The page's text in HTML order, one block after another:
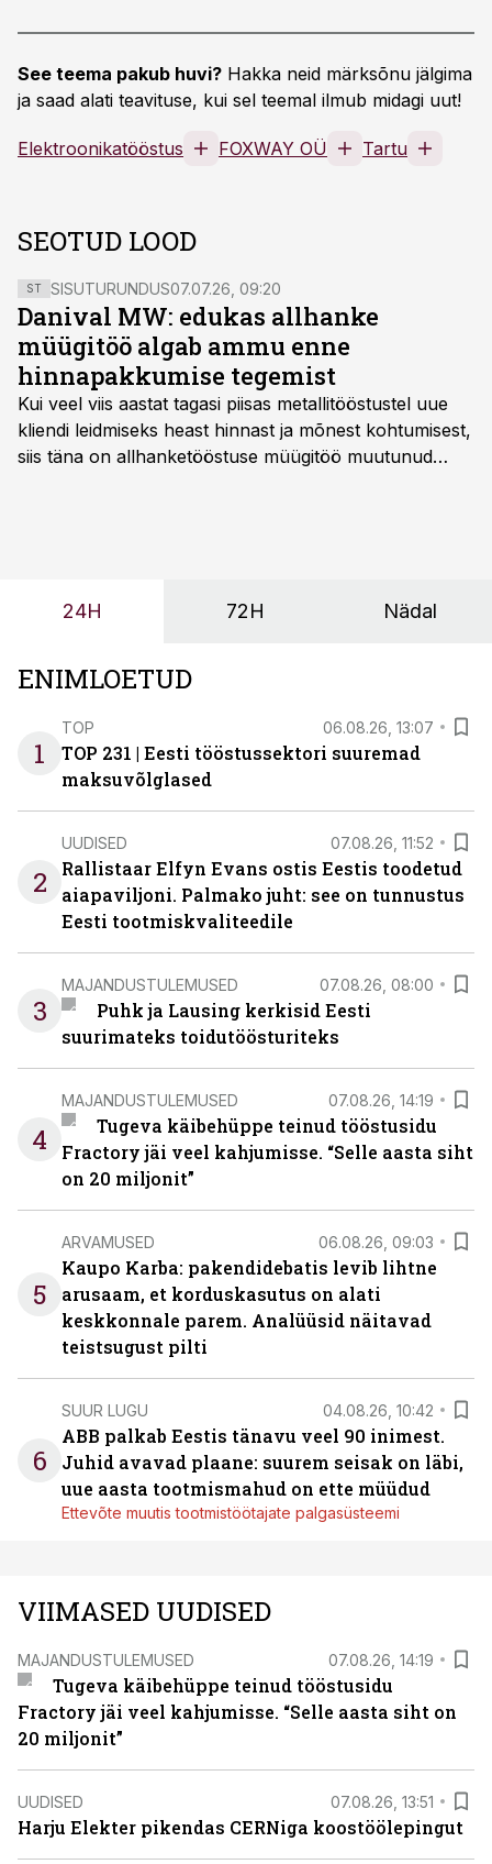
See teema pakub huvi? Hakka neid märksõnu jälgima
ja saad alati teavituse, kui sel teemal ilmub midagi uut!
Elektroonikatööstus FOXWAY OÜ Tartu
SEOTUD LOOD
ST SISUTURUNDUS07.07.26, 09:20
Danival MW: edukas allhanke
müügitöö algab ammu enne
hinnapakkumise tegemist
Kui veel viis aastat tagasi piisas metallitööstustel uue
kliendi leidmiseks heast hinnast ja mõnest kohtumisest,
siis täna on allhanketööstuse müügitöö muutunud
24H 72H Nädal
ENIMLOETUD
1
TOP 06.08.26, 13:07
TOP 231 | Eesti tööstussektori suuremad
maksuvõlglased
2
UUDISED 07.08.26, 11:52
Rallistaar Elfyn Evans ostis Eestis toodetud
aiapaviljoni. Palmako juht: see on tunnustus
Eesti tootmiskvaliteedile
3
MAJANDUSTULEMUSED 07.08.26, 08:00
Puhk ja Lausing kerkisid Eesti
suurimateks toidutöösturiteks
4
MAJANDUSTULEMUSED 07.08.26, 14:19
Tugeva käibehüppe teinud tööstusidu
Fractory jäi veel kahjumisse. “Selle aasta siht
on 20 miljonit”
5
ARVAMUSED 06.08.26, 09:03
Kaupo Karba: pakendidebatis levib lihtne
arusaam, et korduskasutus on alati
keskkonnale parem. Analüüsid näitavad
teistsugust pilti
6
SUUR LUGU 04.08.26, 10:42
ABB palkab Eestis tänavu veel 90 inimest.
Juhid avavad plaane: suurem seisak on läbi,
uue aasta tootmismahud on ette müüdud
Ettevõte muutis tootmistöötajate palgasüsteemi
VIIMASED UUDISED
MAJANDUSTULEMUSED 07.08.26, 14:19
Tugeva käibehüppe teinud tööstusidu
Fractory jäi veel kahjumisse. “Selle aasta siht on
20 miljonit”
UUDISED 07.08.26, 13:51
Harju Elekter pikendas CERNiga koostöölepingut